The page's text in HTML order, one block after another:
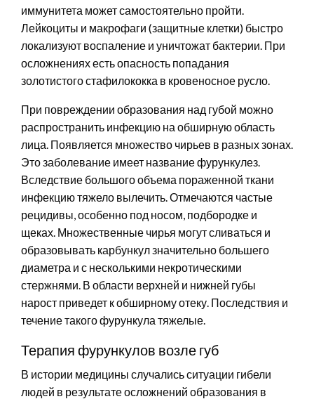
иммунитета может самостоятельно пройти.
Лейкоциты и макрофаги (защитные клетки) быстро
локализуют воспаление и уничтожат бактерии. При
осложнениях есть опасность попадания
золотистого стафилококка в кровеносное русло.
При повреждении образования над губой можно
распространить инфекцию на обширную область
лица. Появляется множество чирьев в разных зонах.
Это заболевание имеет название фурункулез.
Вследствие большого объема пораженной ткани
инфекцию тяжело вылечить. Отмечаются частые
рецидивы, особенно под носом, подбородке и
щеках. Множественные чирья могут сливаться и
образовывать карбункул значительно большего
диаметра и с несколькими некротическими
стержнями. В области верхней и нижней губы
нарост приведет к обширному отеку. Последствия и
течение такого фурункула тяжелые.
Терапия фурункулов возле губ
В истории медицины случались ситуации гибели
людей в результате осложнений образования в